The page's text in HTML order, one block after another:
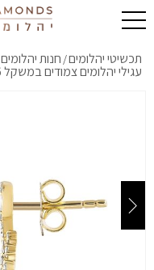
תכשיטי יהלומים/ חנות יהלומים
עגילי יהלומים צמודים במשקל 1.06 קראט